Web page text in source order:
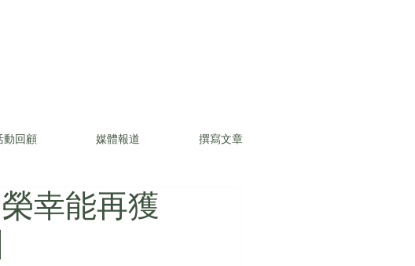
動回顧 媒體報道 撰寫文章
幸能再獲